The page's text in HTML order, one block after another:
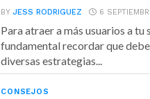
BYJESS RODRIGUEZ 6
Para atraer a más usuarios a tu
fundamental recordar que
diversas estrategias...
CONSEJOS